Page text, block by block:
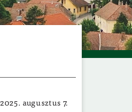
Családi program
2025. augusztus 7.